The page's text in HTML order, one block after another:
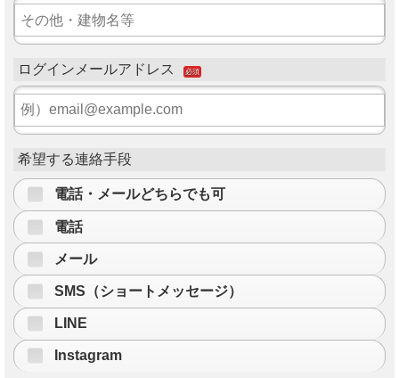
ログインメールアドレス 必須
希望する連絡手段
電話・メールどちらでも可
電話
メール
SMS（ショートメッセージ）
LINE
Instagram